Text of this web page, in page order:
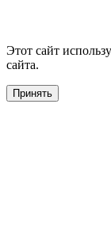
Этот сайт
сайта.
Принять